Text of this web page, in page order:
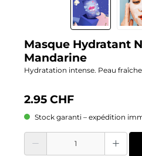
Masque Hydratant
Mandarine
Hydratation intense. Peau
2.95 CHF
Stock garanti – expédition
Quantité de produit : Entrez la